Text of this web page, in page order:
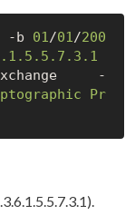
-b 01/01/200
.1 .5 .5 .7 .3 .1
-
Pr